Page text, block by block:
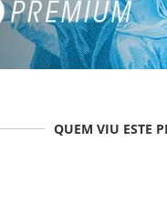
QUEM VIU ESTE